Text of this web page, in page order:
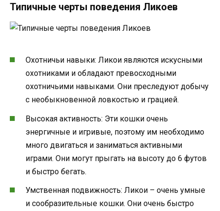
Типичные черты поведения Ликоев
Охотничьи навыки: Ликои являются искусными
охотниками и обладают превосходными
охотничьими навыками. Они преследуют добычу
с необыкновенной ловкостью и грацией.
Высокая активность: Эти кошки очень
энергичные и игривые, поэтому им необходимо
много двигаться и заниматься активными
играми. Они могут прыгать на высоту до 6 футов
и быстро бегать.
Умственная подвижность: Ликои – очень умные
и сообразительные кошки. Они очень быстро